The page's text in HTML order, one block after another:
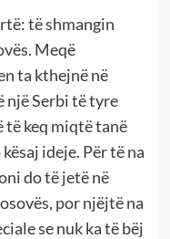
të shmangin
Meqë
ta kthejnë në
një Serbi të tyre
të keq miqtë tanë
ideje. Për të na
do të jetë në
por njëjtë na
se nuk ka të bëj